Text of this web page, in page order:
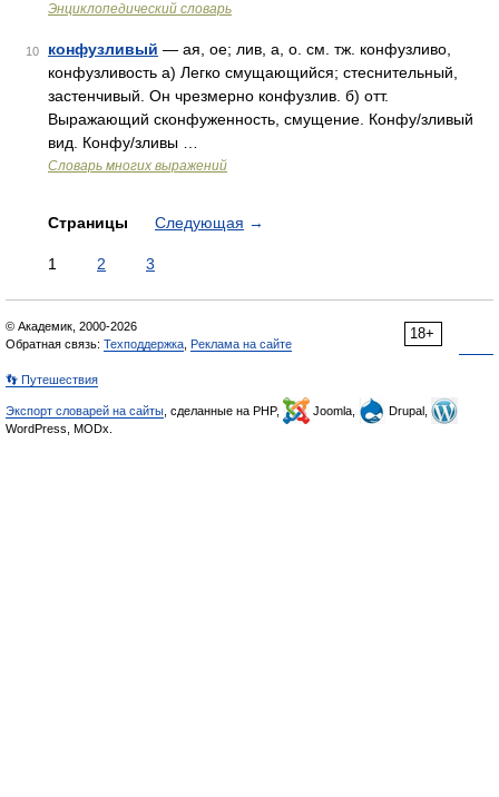
Энциклопедический словарь
10 конфузливый — ая, ое; лив, а, о. см. тж. конфузливо,
конфузливость а) Легко смущающийся; стеснительный,
застенчивый. Он чрезмерно конфузлив. б) отт.
Выражающий сконфуженность, смущение. Конфу/зливый
вид. Конфу/зливы …
Словарь многих выражений
Страницы Следующая →
1 2 3
18+
© Академик, 2000-2026
Обратная связь: Техподдержка Реклама на сайте
👣 Путешествия
Экспорт словарей на сайты , сделанные на PHP, Joomla,
Drupal,
WordPress, MODx.